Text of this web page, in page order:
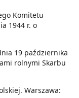
Komitetu
1944 r. o
19 października
rolnymi Skarbu
Warszawa: